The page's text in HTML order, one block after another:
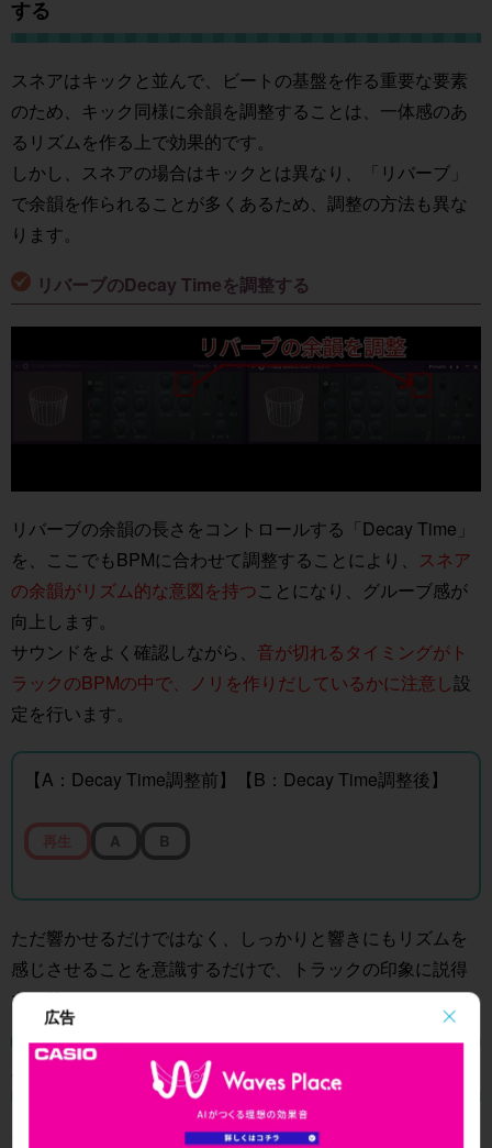
広告
する
スネアはキックと並んで、ビートの基盤を作る重要な要素
のため、キック同様に余韻を調整することは、一体感のあ
るリズムを作る上で効果的です。
しかし、スネアの場合はキックとは異なり、「リバーブ」
で余韻を作られることが多くあるため、調整の方法も異な
ります。
リバーブのDecay Timeを調整する
リバーブの余韻の長さをコントロールする「Decay Time」
を、ここでもBPMに合わせて調整することにより、 スネア
の余韻がリズム的な意図を持つことになり、グルーブ感が
向上します。
サウンドをよく確認しながら、 音が切れるタイミングがト
ラックのBPMの中で、ノリを作りだしているかに注意し設
定を行います。
【A：Decay Time調整前】【B：Decay Time調整後】
再生 A B
ただ響かせるだけではなく、しっかりと響きにもリズムを
感じさせることを意識するだけで、トラックの印象に説得
力を持たせることができます。
ポイント4. ディレイを用いてリズムの奥行きを増す
ディレイはサウンドを繰り返し、その反響的な効果が、適